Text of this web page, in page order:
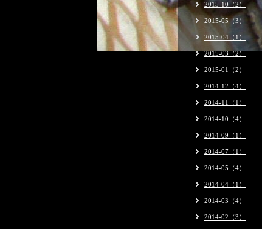
2015-10（2）
2015-05（3）
2015-04（1）
2015-03（2）
2015-01（2）
2014-12（4）
2014-11（1）
2014-10（4）
2014-09（1）
2014-07（1）
2014-05（4）
2014-04（1）
2014-03（4）
2014-02（3）